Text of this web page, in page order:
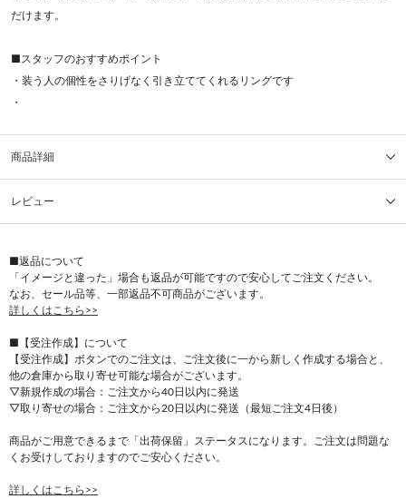
だけます。
■スタッフのおすすめポイント
・装う人の個性をさりげなく引き立ててくれるリングです
・
商品詳細
レビュー
■返品について
「イメージと違った」場合も返品が可能ですので安心してご注文ください。
なお、セール品等、一部返品不可商品がございます。
詳しくはこちら>>
■【受注作成】について
【受注作成】ボタンでのご注文は、ご注文後に一から新しく作成する場合と、
他の倉庫から取り寄せ可能な場合がございます。
▽新規作成の場合：ご注文から40日以内に発送
▽取り寄せの場合：ご注文から20日以内に発送（最短ご注文4日後）
商品がご用意できるまで「出荷保留」ステータスになります。ご注文は問題な
くお受けしておりますのでご安心ください。
詳しくはこちら>>